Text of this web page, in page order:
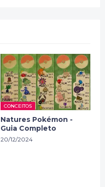
CONCEITOS
Natures Pokémon -
Guia Completo
20/12/2024